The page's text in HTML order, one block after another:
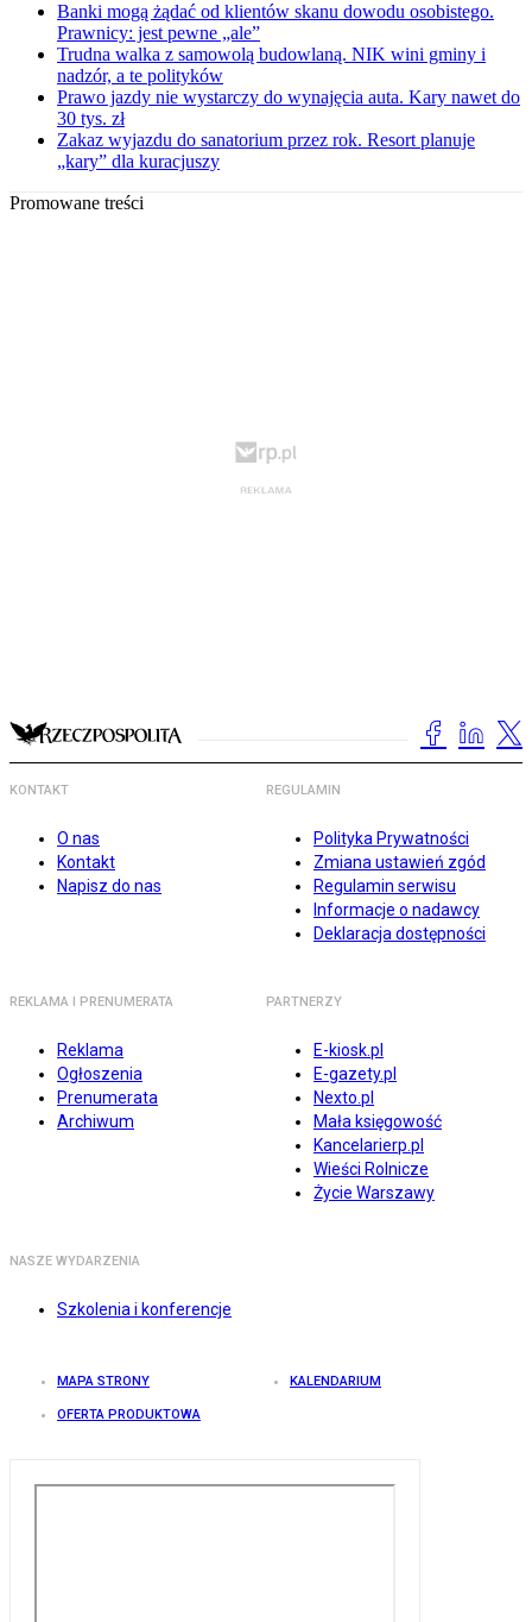
Banki mogą żądać od klientów skanu dowodu osobistego.
Prawnicy: jest pewne „ale”
Trudna walka z samowolą budowlaną. NIK wini gminy i
nadzór, a te polityków
Prawo jazdy nie wystarczy do wynajęcia auta. Kary nawet do
30 tys. zł
Zakaz wyjazdu do sanatorium przez rok. Resort planuje
„kary” dla kuracjuszy
Promowane treści
KONTAKT
O nas
Kontakt
Napisz do nas
REGULAMIN
Polityka Prywatności
Zmiana ustawień zgód
Regulamin serwisu
Informacje o nadawcy
Deklaracja dostępności
REKLAMA I PRENUMERATA
Reklama
Ogłoszenia
Prenumerata
Archiwum
PARTNERZY
E-kiosk.pl
E-gazety.pl
Nexto.pl
Mała księgowość
Kancelarierp.pl
Wieści Rolnicze
Życie Warszawy
NASZE WYDARZENIA
Szkolenia i konferencje
MAPA STRONY KALENDARIUM
OFERTA PRODUKTOWA